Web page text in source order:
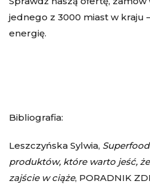
jednego z 3000 miast w kraju
energię.
Bibliografia:
Leszczyńska Sylwia,
produktów, które warto jeść,
zajście w ciąże, PORADNIK